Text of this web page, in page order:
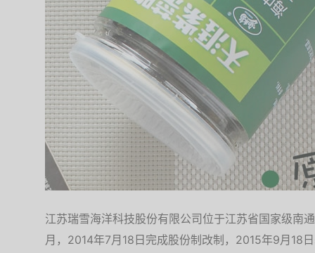
江苏瑞雪海洋科技股份有限公司位于江苏省国家级南
月，2014年7月18日完成股份制改制，2015年9月18